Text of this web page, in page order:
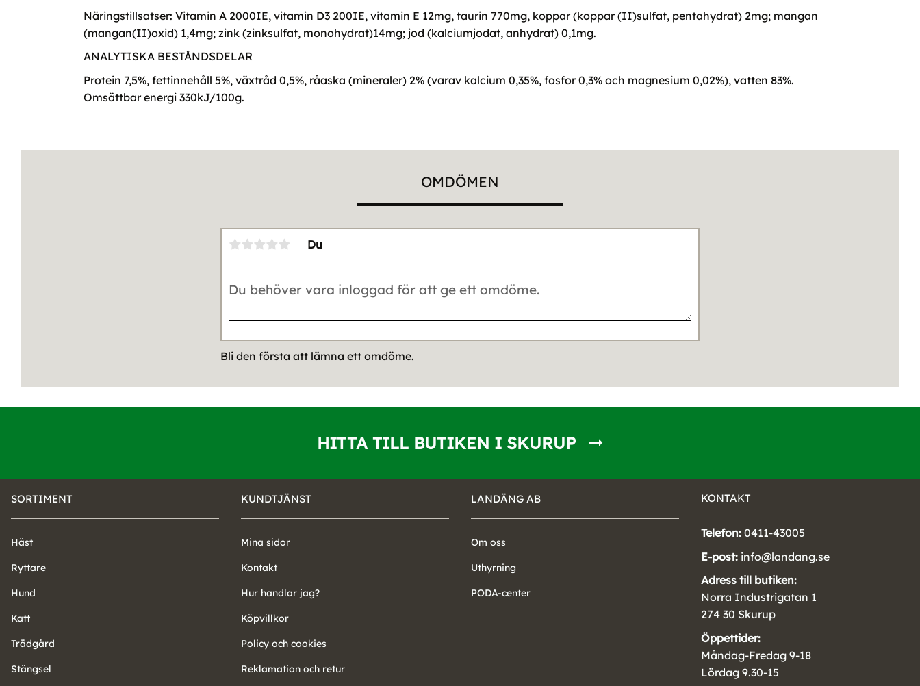
Näringstillsatser: Vitamin A 2000IE, vitamin D3 200IE, vitamin E 12mg, taurin 770mg, koppar (koppar (II)sulfat, pentahydrat) 2mg; mangan
(mangan(II)oxid) 1,4mg; zink (zinksulfat, monohydrat)14mg; jod (kalciumjodat, anhydrat) 0,1mg.
ANALYTISKA BESTÅNDSDELAR
Protein 7,5%, fettinnehåll 5%, växtråd 0,5%, råaska (mineraler) 2% (varav kalcium 0,35%, fosfor 0,3% och magnesium 0,02%), vatten 83%.
Omsättbar energi 330kJ/100g.
OMDÖMEN
Du
Bli den första att lämna ett omdöme.
HITTA TILL BUTIKEN I SKURUP
SORTIMENT
Häst
Ryttare
Hund
Katt
Trädgård
Stängsel
KUNDTJÄNST
Mina sidor
Kontakt
Hur handlar jag?
Köpvillkor
Policy och cookies
Reklamation och retur
LANDÄNG AB
Om oss
Uthyrning
PODA-center
KONTAKT
Telefon: 0411-43005
E-post: info@landang.se
Adress till butiken:
Norra Industrigatan 1
274 30 Skurup
Öppettider:
Måndag-Fredag 9-18
Lördag 9.30-15